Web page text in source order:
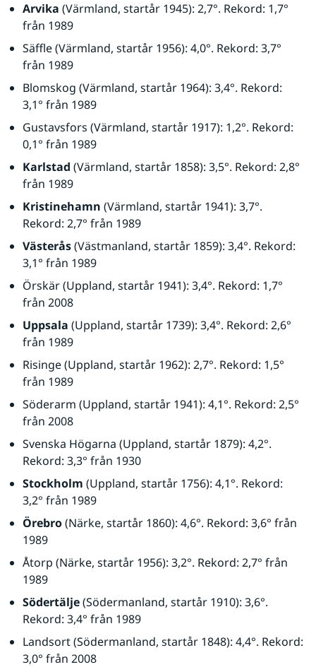
Arvika (Värmland, startår 1945): 2,7°. Rekord: 1,7°
från 1989
Säffle (Värmland, startår 1956): 4,0°. Rekord: 3,7°
från 1989
Blomskog (Värmland, startår 1964): 3,4°. Rekord:
3,1° från 1989
Gustavsfors (Värmland, startår 1917): 1,2°. Rekord:
0,1° från 1989
Karlstad (Värmland, startår 1858): 3,5°. Rekord: 2,8°
från 1989
Kristinehamn (Värmland, startår 1941): 3,7°.
Rekord: 2,7° från 1989
Västerås (Västmanland, startår 1859): 3,4°. Rekord:
3,1° från 1989
Örskär (Uppland, startår 1941): 3,4°. Rekord: 1,7°
från 2008
Uppsala (Uppland, startår 1739): 3,4°. Rekord: 2,6°
från 1989
Risinge (Uppland, startår 1962): 2,7°. Rekord: 1,5°
från 1989
Söderarm (Uppland, startår 1941): 4,1°. Rekord: 2,5°
från 2008
Svenska Högarna (Uppland, startår 1879): 4,2°.
Rekord: 3,3° från 1930
Stockholm (Uppland, startår 1756): 4,1°. Rekord:
3,2° från 1989
Örebro (Närke, startår 1860): 4,6°. Rekord: 3,6° från
1989
Åtorp (Närke, startår 1956): 3,2°. Rekord: 2,7° från
1989
Södertälje (Södermanland, startår 1910): 3,6°.
Rekord: 3,4° från 1989
Landsort (Södermanland, startår 1848): 4,4°. Rekord:
3,0° från 2008